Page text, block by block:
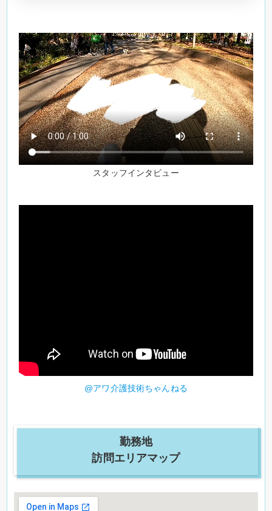
スタッフインタビュー
@アワ介護技術ちゃんねる
勤務地
訪問エリアマップ